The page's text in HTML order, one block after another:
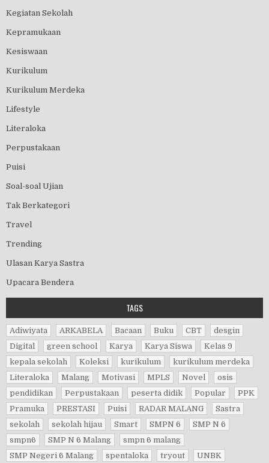
Kegiatan Sekolah
Kepramukaan
Kesiswaan
Kurikulum
Kurikulum Merdeka
Lifestyle
Literaloka
Perpustakaan
Puisi
Soal-soal Ujian
Tak Berkategori
Travel
Trending
Ulasan Karya Sastra
Upacara Bendera
TAGS
Adiwiyata ARKABELA Bacaan Buku CBT
desgin
Digital
green school Karya Karya Siswa
Kelas 9
kepala sekolah
Koleksi kurikulum
kurikulum merdeka
Literaloka
Malang Motivasi MPLS Novel
osis
pendidikan
Perpustakaan peserta didik Popular
PPK
Pramuka
PRESTASI Puisi RADAR MALANG
Sastra
sekolah
sekolah hijau Smart SMPN 6
SMP N 6
smpn6
SMP N 6 Malang
smpn 6 malang
SMP Negeri 6 Malang
spentaloka tryout
UNBK